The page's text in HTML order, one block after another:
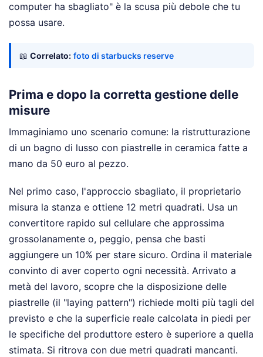
computer ha sbagliato" è la scusa più debole che tu
possa usare.
📖 Correlato: foto di starbucks reserve
Prima e dopo la corretta gestione delle
misure
Immaginiamo uno scenario comune: la ristrutturazione
di un bagno di lusso con piastrelle in ceramica fatte a
mano da 50 euro al pezzo.
Nel primo caso, l'approccio sbagliato, il proprietario
misura la stanza e ottiene 12 metri quadrati. Usa un
convertitore rapido sul cellulare che approssima
grossolanamente o, peggio, pensa che basti
aggiungere un 10% per stare sicuro. Ordina il materiale
convinto di aver coperto ogni necessità. Arrivato a
metà del lavoro, scopre che la disposizione delle
piastrelle (il "laying pattern") richiede molti più tagli del
previsto e che la superficie reale calcolata in piedi per
le specifiche del produttore estero è superiore a quella
stimata. Si ritrova con due metri quadrati mancanti.